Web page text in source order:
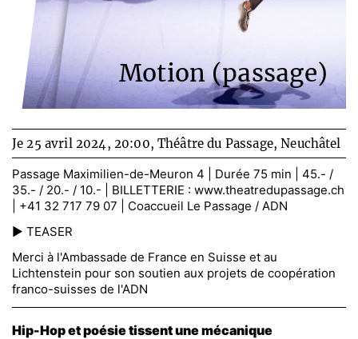
Motion (passage)
Je 25 avril 2024, 20:00,Théâtre du Passage, Neuchâtel
Passage Maximilien-de-Meuron 4 | Durée 75 min | 45.- /
35.- / 20.- / 10.- | BILLETTERIE : www.theatredupassage.ch
| +41 32 717 79 07 | Coaccueil Le Passage / ADN
► TEASER
Merci à l'Ambassade de France en Suisse et au
Lichtenstein pour son soutien aux projets de coopération
franco-suisses de l'ADN
Hip-Hop et poésie tissent une mécanique